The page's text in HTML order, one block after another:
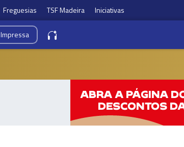
Freguesias TSF Madeira Iniciativas
Impressa